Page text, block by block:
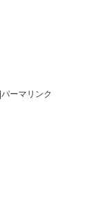
パーマリンク